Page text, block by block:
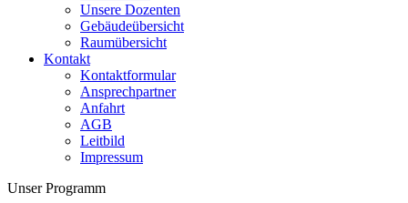
Unsere Dozenten
Gebäudeübersicht
Raumübersicht
Kontakt
Kontaktformular
Ansprechpartner
Anfahrt
AGB
Leitbild
Impressum
Unser Programm